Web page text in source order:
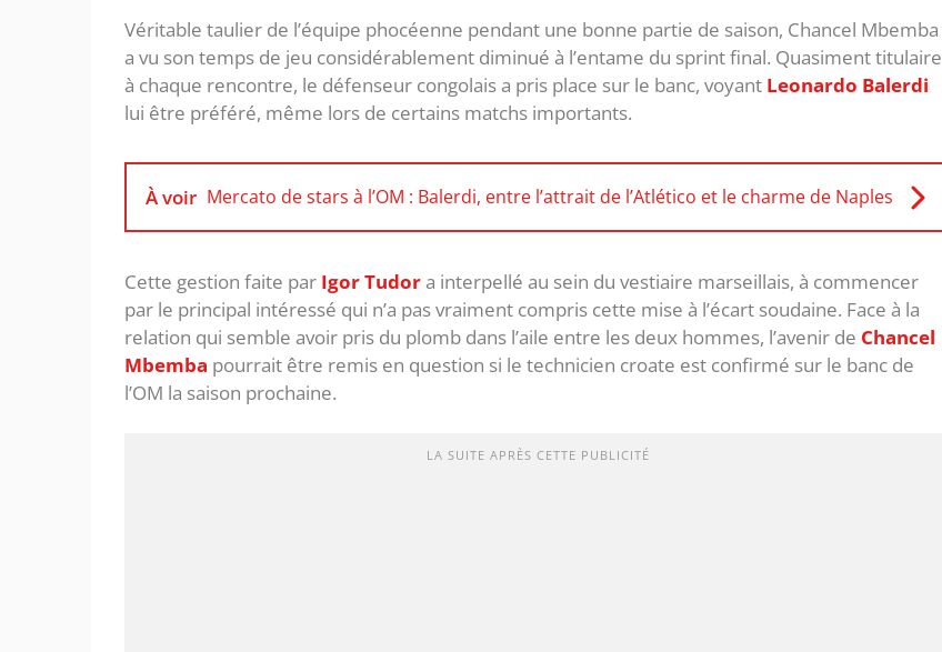
Véritable taulier de l’équipe phocéenne pendant une bonne partie de saison, Chancel Mbemba
a vu son temps de jeu considérablement diminué à l’entame du sprint final. Quasiment titulaire
à chaque rencontre, le défenseur congolais a pris place sur le banc, voyant Leonardo Balerdi
lui être préféré, même lors de certains matchs importants.
À voir Mercato de stars à l’OM : Balerdi, entre l’attrait de l’Atlético et le charme de Naples
Cette gestion faite par Igor Tudora interpellé au sein du vestiaire marseillais, à commencer
par le principal intéressé qui n’a pas vraiment compris cette mise à l’écart soudaine. Face à la
relation qui semble avoir pris du plomb dans l’aile entre les deux hommes, l’avenir de Chancel
Mbemba pourrait être remis en question si le technicien croate est confirmé sur le banc de
l’OM la saison prochaine.
LA SUITE APRÈS CETTE PUBLICITÉ